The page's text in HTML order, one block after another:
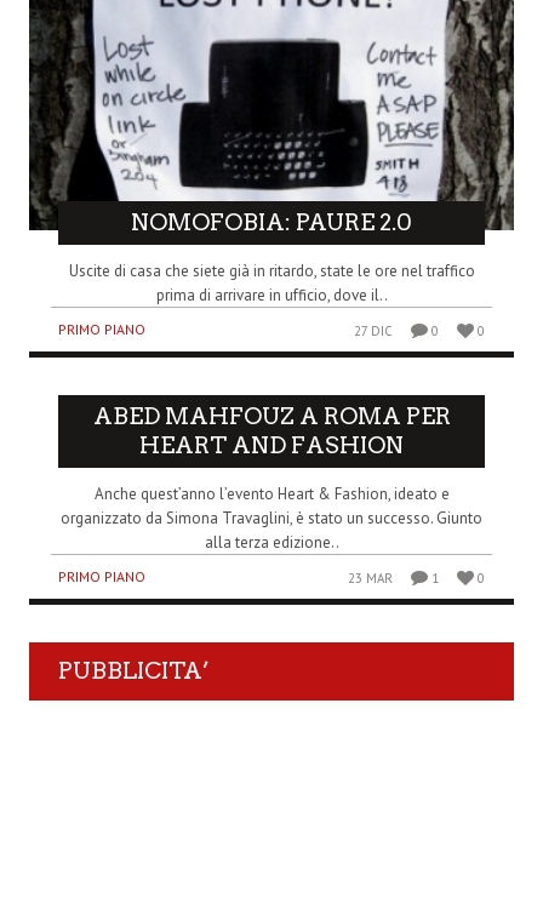
NOMOFOBIA: PAURE 2.0
Uscite di casa che siete già in ritardo, state le ore nel traffico
prima di arrivare in ufficio, dove il..
PRIMO PIANO 27 DIC 0 0
ABED MAHFOUZ A ROMA PER
HEART AND FASHION
Anche quest’anno l’evento Heart & Fashion, ideato e
organizzato da Simona Travaglini, è stato un successo. Giunto
alla terza edizione..
PRIMO PIANO 23 MAR 1 0
PUBBLICITA’